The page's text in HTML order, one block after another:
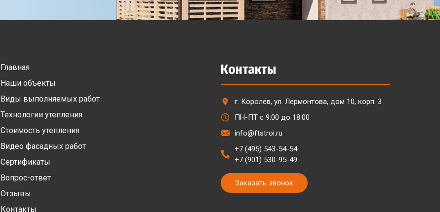
Главная
Наши объекты
Виды выполняемых работ
Технологии утепления
Стоимость утепления
Видео фасадных работ
Сертификаты
Вопрос-ответ
Отзывы
Контакты
Контакты
г. Королёв, ул. Лермонтова, дом 10, корп. 3
ПН-ПТ с 9:00 до 18:00
info@ftstroi.ru
+7 (495) 543-54-54
+7 (901) 530-95-49
Заказать звонок